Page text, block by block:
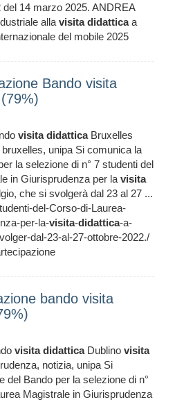
14 marzo 2025. ANDREA
allavisita didatticaa
del mobile 2025
Bando visita
visita didatticaBruxelles
unipa Si comunica la
la selezione di n° 7 studenti del
in Giurisprudenza per lavisita
che si svolgerà dal 23 al 27 ...
del-Corso-di-Laurea-
per-la-visita-didattica-a-
dal-23-al-27-ottobre-2022./
bando visita
visita didatticaDublino visita
notizia, unipa Si
del Bando per la selezione di n°
Magistrale in Giurisprudenza